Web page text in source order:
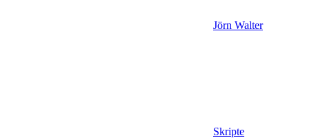
Jörn Walter
Skripte